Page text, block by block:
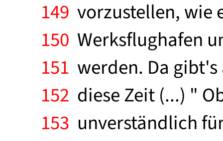
149 vorzustellen, wie
150 Werksflughafen
151 werden. Da
152 diese Zeit (...) "
153 unverständlich